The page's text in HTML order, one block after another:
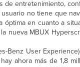
de entretenimiento,
no tiene que
óptima en cuanto a
nueva MBUX
Benz User
ahora más de 1,8